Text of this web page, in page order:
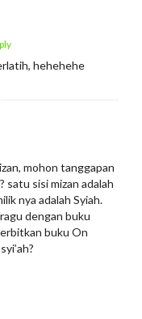
hehehehe
mohon tanggapan
satu sisi mizan adalah
nya adalah Syiah.
dengan buku
buku On